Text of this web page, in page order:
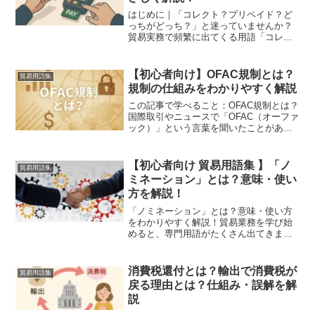
はじめに｜「コレクト？プリペイド？ど
っちがどっち？」と迷っていませんか？
貿易実務で頻繁に出てくる用語「コレク
なふうに感じませんか？ どっちが輸出者
負担？どっちが...
貿易用語集
【初心者向け】OFAC規制とは？
規制の仕組みをわかりやすく解説
この記事で学べること：OFAC規制とは？
国際取引やニュースで「OFAC（オーファ
ック）」という言葉を聞いたことがあり
で、米国財務省の中にある「外国資産管
理室」を指し...
貿易用語集
【初心者向け 貿易用語集 】「ノ
ミネーション」とは？意味・使い
方を解説！
「ノミネーション」とは？意味・使い方
をわかりやすく解説！貿易業務を学び始
めると、専門用語がたくさん出てきます
とはあるでしょうか？「なんとなく難し
そう」「英語っぽい...
貿易用語集
消費税還付とは？輸出で消費税が
戻る理由とは？仕組み・誤解を解
説